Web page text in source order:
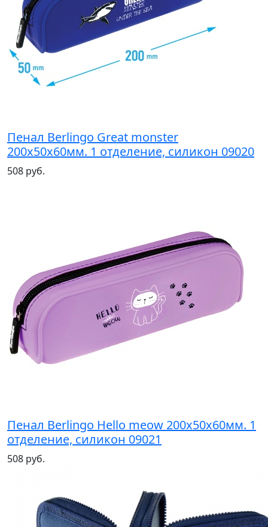
Пенал Berlingo Great monster
200х50х60мм. 1 отделение, силикон 09020
508 руб.
Пенал Berlingo Hello meow 200х50х60мм. 1
отделение, силикон 09021
508 руб.